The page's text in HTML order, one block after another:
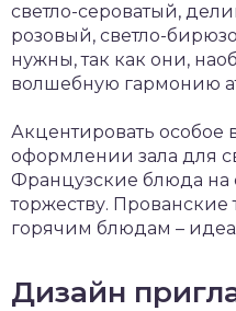
светло-сероватый,
розовый, светло-
нужны, так как они,
волшебную гармонию
Акцентировать особое
оформлении зала для
Французские блюда на
торжеству. Прованские
горячим блюдам –
Дизайн